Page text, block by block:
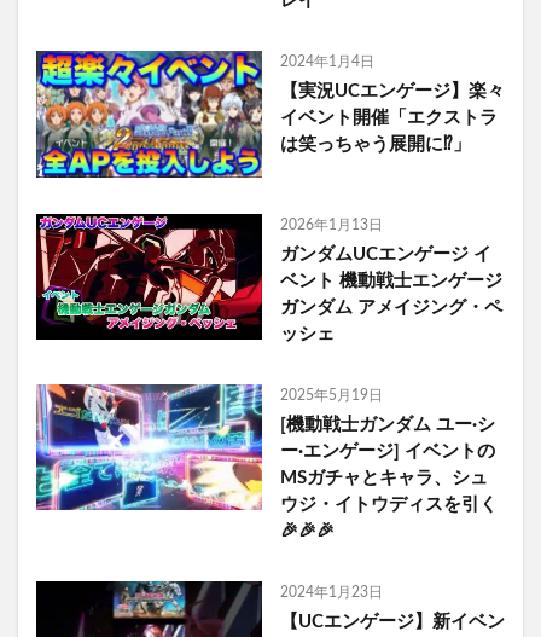
2024年1月4日
【実況UCエンゲージ】楽々
イベント開催「エクストラ
は笑っちゃう展開に⁉︎」
2026年1月13日
ガンダムUCエンゲージ イ
ベント 機動戦士エンゲージ
ガンダム アメイジング・ペ
ッシェ
2025年5月19日
[機動戦士ガンダム ユー·シ
ー·エンゲージ] イベントの
MSガチャとキャラ、シュ
ウジ・イトウディスを引く
🎉🎉🎉
2024年1月23日
【UCエンゲージ】新イベン